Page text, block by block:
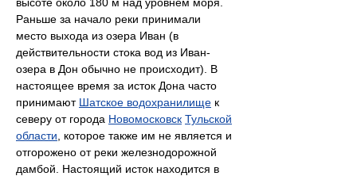
Раньше за начало реки принимали
место выхода из озера Иван (в
действительности стока вод из Иван-
озера в Дон обычно не происходит). В
настоящее время за исток Дона часто
принимают Шатское водохранилище к
северу от города Новомосковск Тульской
области , которое также им не является и
отгорожено от реки железнодорожной
дамбой. Настоящий исток находится в